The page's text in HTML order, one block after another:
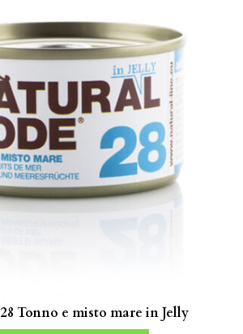
Tonno e misto mare in Jelly